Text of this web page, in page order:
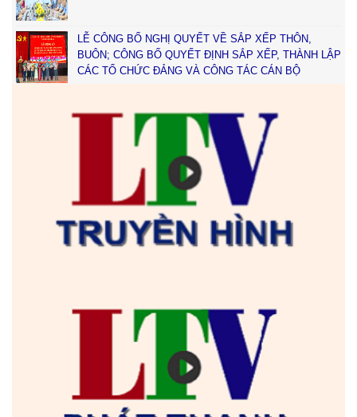
LỄ CÔNG BỐ NGHỊ QUYẾT VỀ SẮP XẾP THÔN,
BUÔN; CÔNG BỐ QUYẾT ĐỊNH SẮP XẾP, THÀNH LẬP
CÁC TỔ CHỨC ĐẢNG VÀ CÔNG TÁC CÁN BỘ